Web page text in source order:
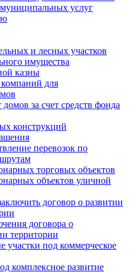
услуг
и лесных участков
имущества
казны
для
за счет средств фонда
конструкций
перевозок по
торговых объектов
объектов уличной
договор о развитии
договора о
территории
участки под коммерческое
комплексное развитие